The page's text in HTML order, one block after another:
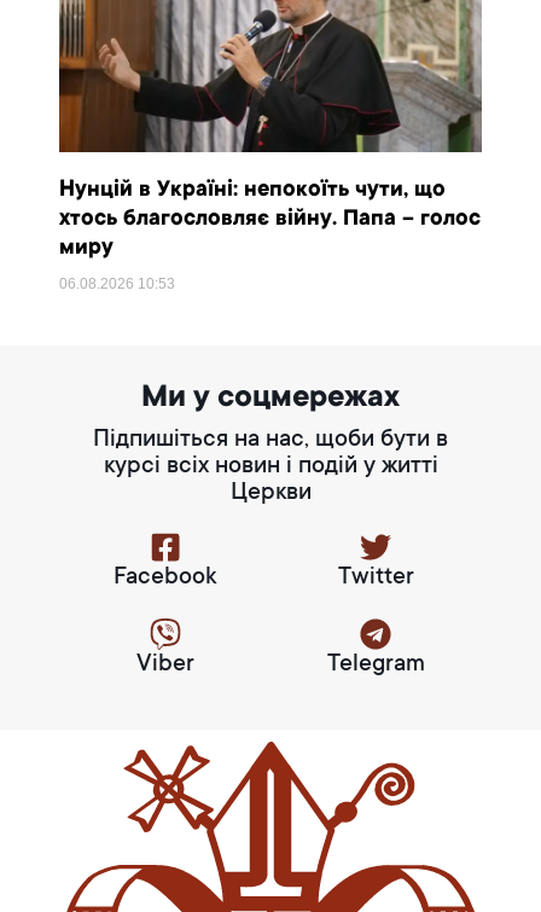
Нунцій в Україні: непокоїть чути, що
хтось благословляє війну. Папа – голос
миру
06.08.2026 10:53
Ми у соцмережах
Підпишіться на нас, щоби бути в
курсі всіх новин і подій у житті
Церкви
Facebook Twitter
Viber Telegram